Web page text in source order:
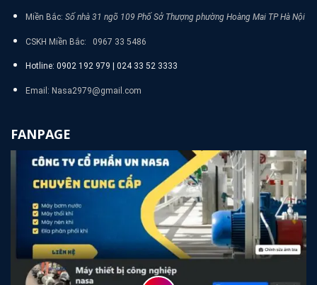
Miền Bắc: Số nhà 31 ngõ 109 Phố Sở Thượng phường Hoàng Mai TP Hà Nội
CSKH Miền Bắc: 0967 33 5486
Hotline: 0902 192 979 | 024 33 52 3333
Email: Nasa2979@gmail.com
FANPAGE